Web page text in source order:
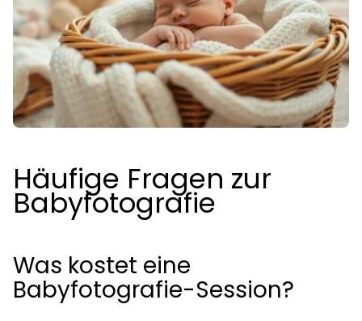
Häufige Fragen zur
Babyfotografie
Was kostet eine
Babyfotografie-Session?